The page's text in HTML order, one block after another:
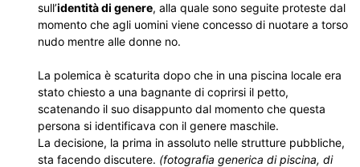
sull’identità di genere, alla quale sono seguite proteste dal
momento che agli uomini viene concesso di nuotare a torso
nudo mentre alle donne no.
La polemica è scaturita dopo che in una piscina locale era
stato chiesto a una bagnante di coprirsi il petto,
scatenando il suo disappunto dal momento che questa
persona si identificava con il genere maschile.
La decisione, la prima in assoluto nelle strutture pubbliche,
sta facendo discutere. (fotografia generica di piscina, di